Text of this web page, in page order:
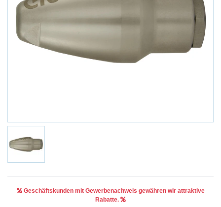
Geschäftskunden mit Gewerbenachweis gewähren wir attraktive
Rabatte.